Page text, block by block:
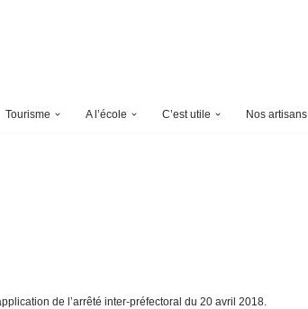
Tourisme A l’école C’est utile Nos artisans
de l’arrêté inter-préfectoral du 20 avril 2018.